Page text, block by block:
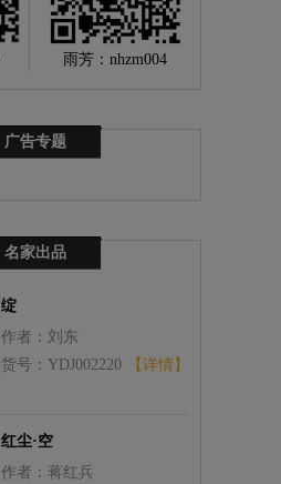
雨芳：nhzm004
广告专题
名家出品
绽
作者：刘东
货号：YDJ002220
【详情】
红尘·空
作者：蒋红兵